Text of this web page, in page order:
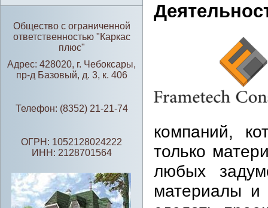
Общество с ограниченной
ответственностью "Каркас
плюс"
Адрес: 428020, г. Чебоксары,
пр-д Базовый, д. 3, к. 406
Телефон: (8352) 21-21-74
ОГРН: 1052128024222
ИНН: 2128701564
компаний,
только
любых
материалы и